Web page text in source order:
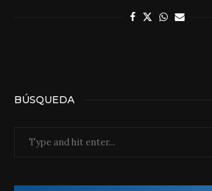
BÚSQUEDA